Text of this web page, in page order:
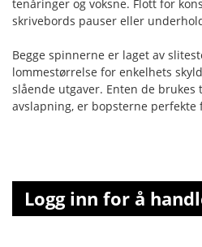
tenåringer og voksne. Flott for
skrivebords pauser eller
Begge spinnerne er laget av
lommestørrelse for enkelhets
slående utgaver. Enten de brukes
avslapning, er bopsterne perfekte
Logg inn for å